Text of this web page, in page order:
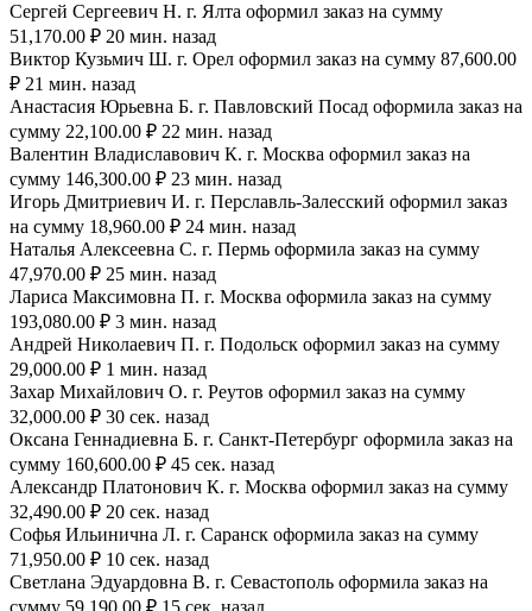
Сергей Сергеевич Н. г. Ялта оформил заказ на сумму
51,170.00 ₽ 20 мин. назад
Виктор Кузьмич Ш. г. Орел оформил заказ на сумму 87,600.00
₽ 21 мин. назад
Анастасия Юрьевна Б. г. Павловский Посад оформила заказ на
сумму 22,100.00 ₽ 22 мин. назад
Валентин Владиславович К. г. Москва оформил заказ на
сумму 146,300.00 ₽ 23 мин. назад
Игорь Дмитриевич И. г. Перславль-Залесский оформил заказ
на сумму 18,960.00 ₽ 24 мин. назад
Наталья Алексеевна С. г. Пермь оформила заказ на сумму
47,970.00 ₽ 25 мин. назад
Лариса Максимовна П. г. Москва оформила заказ на сумму
193,080.00 ₽ 3 мин. назад
Андрей Николаевич П. г. Подольск оформил заказ на сумму
29,000.00 ₽ 1 мин. назад
Захар Михайлович О. г. Реутов оформил заказ на сумму
32,000.00 ₽ 30 сек. назад
Оксана Геннадиевна Б. г. Санкт-Петербург оформила заказ на
сумму 160,600.00 ₽ 45 сек. назад
Александр Платонович К. г. Москва оформил заказ на сумму
32,490.00 ₽ 20 сек. назад
Софья Ильинична Л. г. Саранск оформила заказ на сумму
71,950.00 ₽ 10 сек. назад
Светлана Эдуардовна В. г. Севастополь оформила заказ на
сумму 59,190.00 ₽ 15 сек. назад